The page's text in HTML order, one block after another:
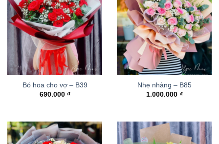
Bó hoa cho vợ – B39
690.000 ₫
Nhẹ nhàng – B85
1.000.000 ₫